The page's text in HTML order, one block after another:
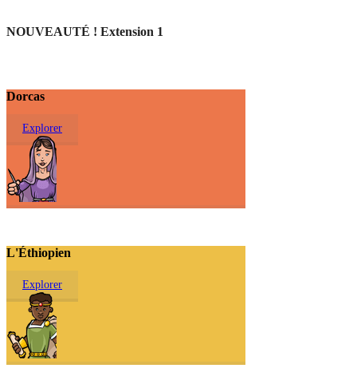
NOUVEAUTÉ ! Extension 1
Dorcas
Explorer
L'Éthiopien
Explorer